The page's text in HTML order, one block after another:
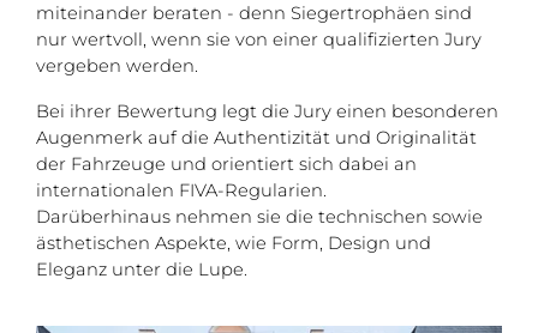
miteinander beraten - denn Siegertrophäen sind
nur wertvoll, wenn sie von einer qualifizierten Jury
vergeben werden.
Bei ihrer Bewertung legt die Jury einen besonderen
Augenmerk auf die Authentizität und Originalität
der Fahrzeuge und orientiert sich dabei an
internationalen FIVA-Regularien.
Darüberhinaus nehmen sie die technischen sowie
ästhetischen Aspekte, wie Form, Design und
Eleganz unter die Lupe.